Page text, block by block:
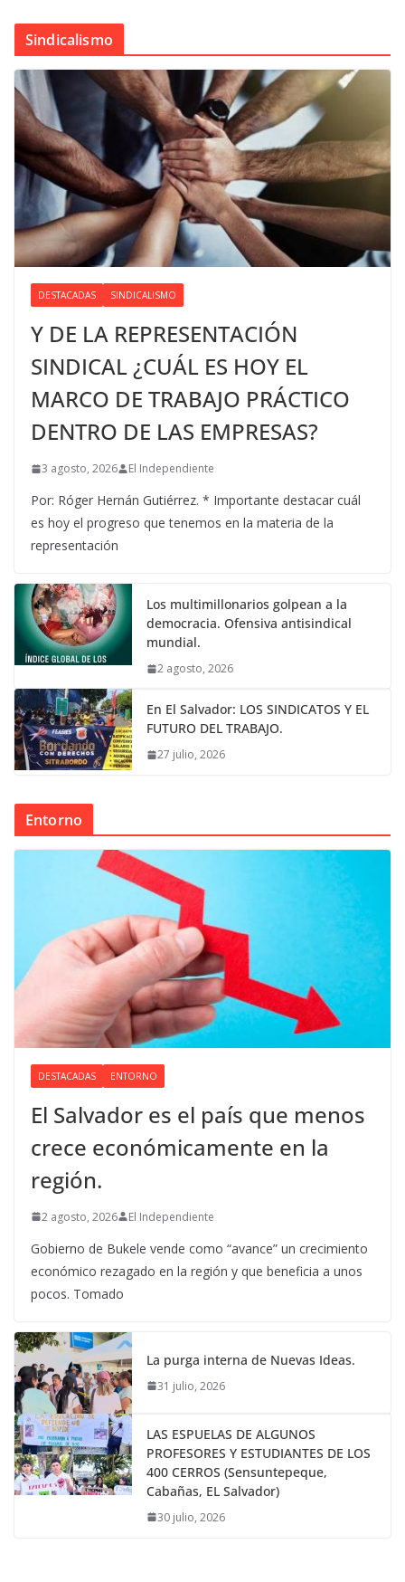
Sindicalismo
DESTACADAS SINDICALISMO
Y DE LA REPRESENTACIÓN
SINDICAL ¿CUÁL ES HOY EL
MARCO DE TRABAJO PRÁCTICO
DENTRO DE LAS EMPRESAS?
3 agosto, 2026 El Independiente
Por: Róger Hernán Gutiérrez. * Importante destacar cuál
es hoy el progreso que tenemos en la materia de la
representación
Los multimillonarios golpean a la
democracia. Ofensiva antisindical
mundial.
2 agosto, 2026
En El Salvador: LOS SINDICATOS Y EL
FUTURO DEL TRABAJO.
27 julio, 2026
Entorno
DESTACADAS ENTORNO
El Salvador es el país que menos
crece económicamente en la
región.
2 agosto, 2026 El Independiente
Gobierno de Bukele vende como “avance” un crecimiento
económico rezagado en la región y que beneficia a unos
pocos. Tomado
La purga interna de Nuevas Ideas.
31 julio, 2026
LAS ESPUELAS DE ALGUNOS
PROFESORES Y ESTUDIANTES DE LOS
400 CERROS (Sensuntepeque,
Cabañas, EL Salvador)
30 julio, 2026